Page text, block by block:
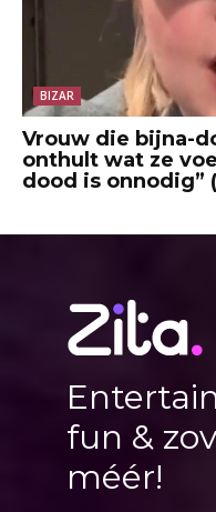
BIZAR
Vrouw die bijna-
onthult wat ze
dood is onnodig”
fun &
méér!